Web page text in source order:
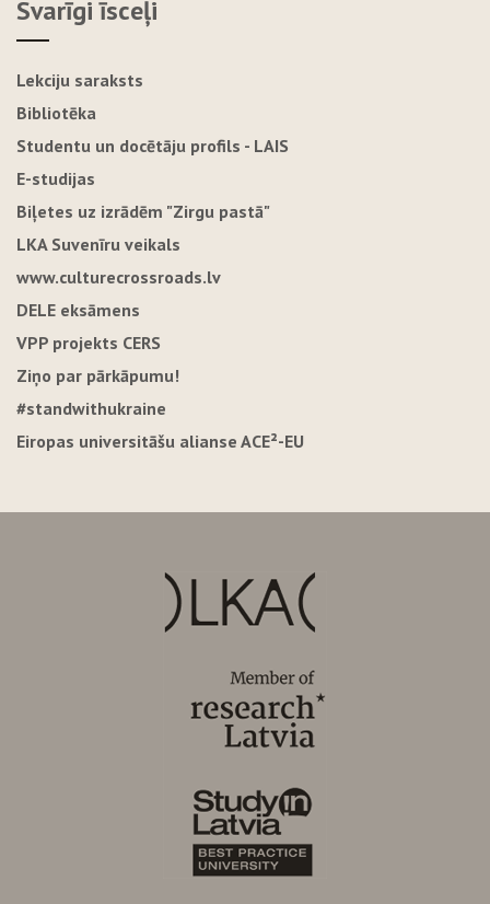
Svarīgi īsceļi
Lekciju saraksts
Bibliotēka
Studentu un docētāju profils - LAIS
E-studijas
Biļetes uz izrādēm "Zirgu pastā"
LKA Suvenīru veikals
www.culturecrossroads.lv
DELE eksāmens
VPP projekts CERS
Ziņo par pārkāpumu!
#standwithukraine
Eiropas universitāšu alianse ACE²-EU